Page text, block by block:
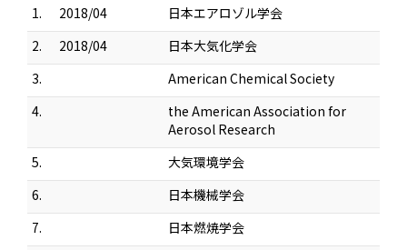
1.
2018/04
日本エアロゾル学会
2.
2018/04
日本大気化学会
3.
American Chemical Society
4.
the American Association for
Aerosol Research
5.
大気環境学会
6.
日本機械学会
7.
日本燃焼学会